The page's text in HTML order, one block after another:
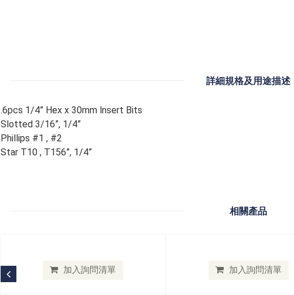
詳細規格及用途描述
.6pcs 1/4” Hex x 30mm lnsert Bits
Slotted 3/16”, 1/4”
Phillips #1 , #2
Star T10 , T156”, 1/4”
相關產品
加入詢問清單 加入詢問清單